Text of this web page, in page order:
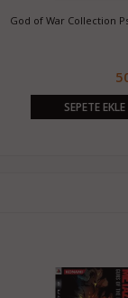
God of War Collection
SEPETE EKLE